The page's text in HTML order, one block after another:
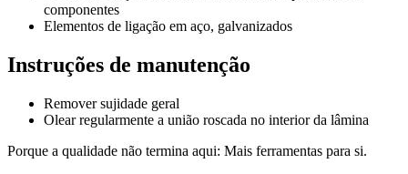
componentes
Elementos de ligação em aço, galvanizados
Instruções de manutenção
Remover sujidade geral
Olear regularmente a união roscada no interior da lâmina
Porque a qualidade não termina aqui: Mais ferramentas para si.